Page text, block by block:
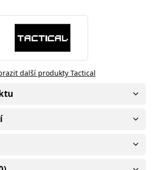
další produkty Tactical